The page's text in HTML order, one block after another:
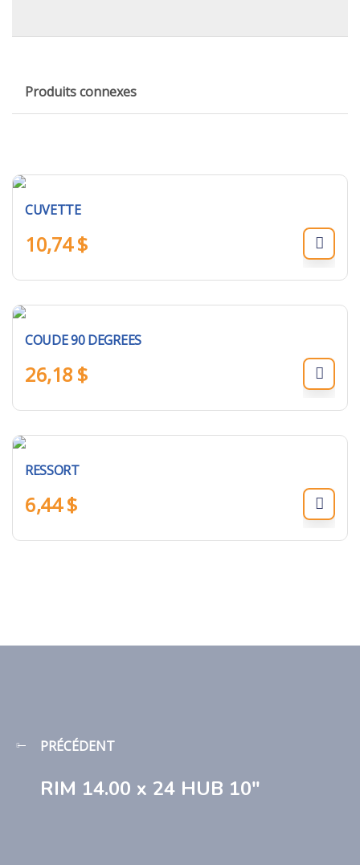
Produits connexes
CUVETTE
10,74$
COUDE 90 DEGREES
26,18 $
RESSORT
6,44$
PRÉCÉDENT
RIM 14.00 x 24 HUB 10″